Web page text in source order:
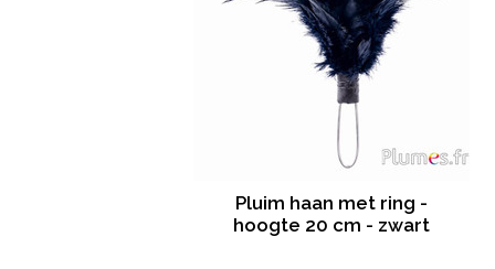
Pluim haan met ring -
hoogte 20 cm - zwart